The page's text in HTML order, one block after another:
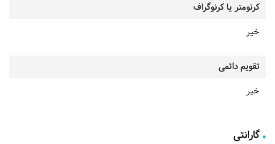
کرنومتر یا کرنوگراف
خیر
تقویم دائمی
خیر
گارانتی